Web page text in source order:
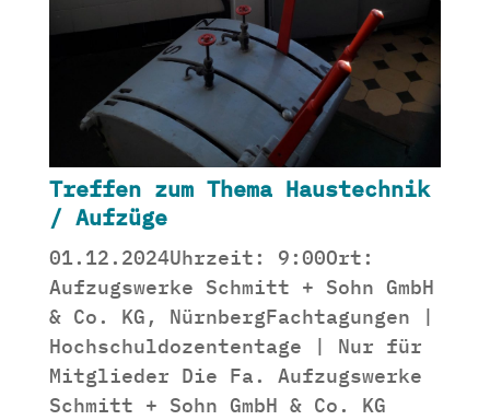
Treffen zum Thema Haustechnik
/ Aufzüge
01.12.2024Uhrzeit: 9:00Ort:
Aufzugswerke Schmitt + Sohn GmbH
& Co. KG, NürnbergFachtagungen |
Hochschuldozententage | Nur für
Mitglieder Die Fa. Aufzugswerke
Schmitt + Sohn GmbH & Co. KG